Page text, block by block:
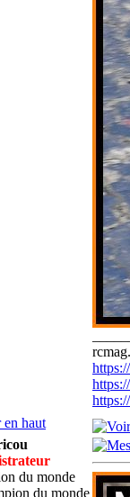
en haut
du monde